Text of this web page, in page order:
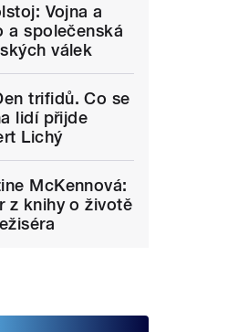
Vojna a
a společenská
válek
trifidů. Co se
lidí přijde
Lichý
McKennová:
z knihy o životě